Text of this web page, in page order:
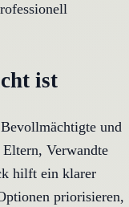
ist
und
Verwandte
hilft ein klarer
priorisieren,